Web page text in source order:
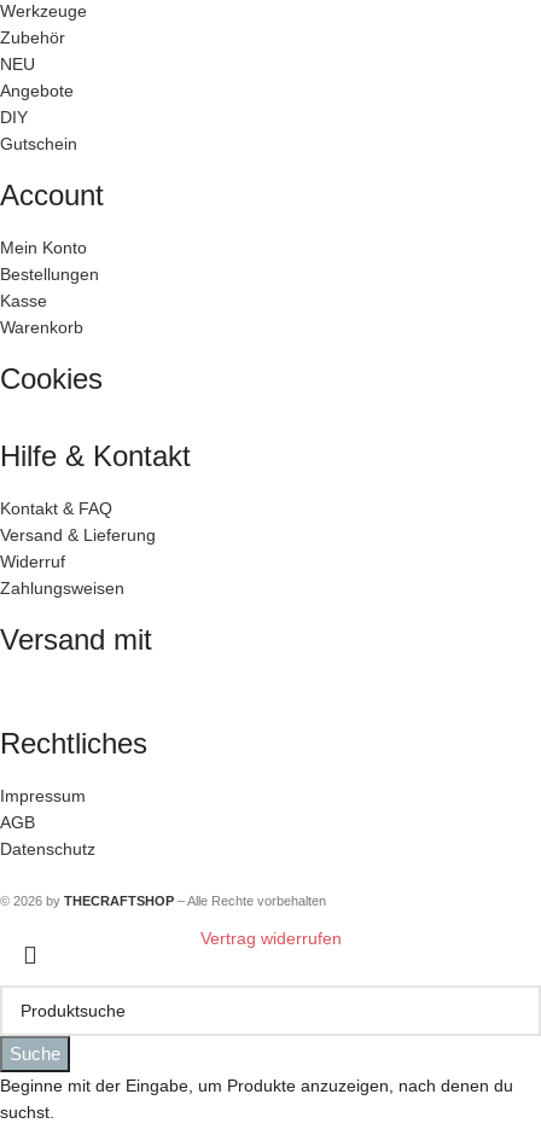
Werkzeuge
Zubehör
NEU
Angebote
DIY
Gutschein
Account
Mein Konto
Bestellungen
Kasse
Warenkorb
Cookies
Hilfe & Kontakt
Kontakt & FAQ
Versand & Lieferung
Widerruf
Zahlungsweisen
Versand mit
Rechtliches
Impressum
AGB
Datenschutz
© 2026 by THECRAFTSHOP – Alle Rechte vorbehalten
Suche
Beginne mit der Eingabe, um Produkte anzuzeigen, nach denen du
suchst.
Vertrag widerrufen